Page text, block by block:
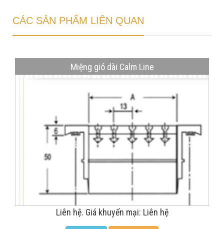
CÁC SẢN PHẨM LIÊN QUAN
Miệng gió dài Calm Line
Liên hệ. Giá khuyến mại: Liên hệ